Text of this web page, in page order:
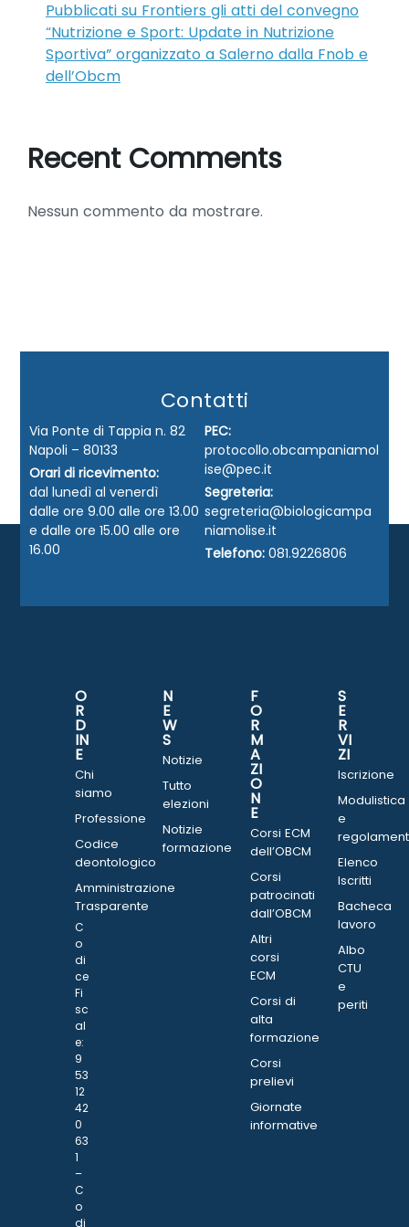
Pubblicati su Frontiers gli atti del convegno
“Nutrizione e Sport: Update in Nutrizione
Sportiva” organizzato a Salerno dalla Fnob e
dell’Obcm
Recent Comments
Nessun commento da mostrare.
Contatti
Via Ponte di Tappia n. 82
Napoli – 80133
Orari di ricevimento:
dal lunedì al venerdì
dalle ore 9.00 alle ore 13.00
e dalle ore 15.00 alle ore
16.00
PEC:
protocollo.obcampaniamol
ise@pec.it
Segreteria:
segreteria@biologicampa
niamolise.it
Telefono: 081.9226806
O
R
D
IN
E
Chi
siamo
Professione
Codice
deontologico
Amministrazione
Trasparente
C
o
di
ce
Fi
sc
al
e:
9
53
12
42
0
63
1
–
C
o
di
N
E
W
S
Notizie
Tutto
elezioni
Notizie
formazione
F
O
R
M
A
ZI
O
N
E
Corsi ECM
dell’OBCM
Corsi
patrocinati
dall’OBCM
Altri
corsi
ECM
Corsi di
alta
formazione
Corsi
prelievi
Giornate
informative
S
E
R
VI
ZI
Iscrizione
Modulistica
e
Elenco
Iscritti
Bacheca
lavoro
Albo
CTU
e
periti